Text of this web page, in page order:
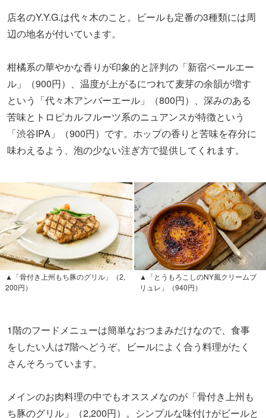
店名のY.Y.G.は代々木のこと。ビールも定番の3種類には周
辺の地名が付いています。
柑橘系の華やかな香りが印象的と評判の「新宿ペールエー
ル」（900円）、温度が上がるにつれて麦芽の余韻が増す
という「代々木アンバーエール」（800円）、 深みのある
苦味とトロピカルフルーツ系のニュアンスが特徴という
「渋谷IPA」（900円）です。ホップの香りと苦味を存分に
味わえるよう、泡の少ない注ぎ方で提供してくれます。
▲「骨付き上州もち豚のグリル」（2,
200円）
▲「とうもろこしのNY風クリームブ
リュレ」（940円）
1階のフードメニューは簡単なおつまみだけなので、食事
をしたい人は7階へどうぞ。ビールによく合う料理がたく
さんそろっています。
メインのお肉料理の中でもオススメなのが「骨付き上州も
ち豚のグリル」（2,200円）。シンプルな味付けがビールと